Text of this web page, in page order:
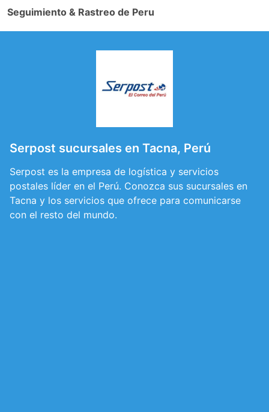
Seguimiento & Rastreo de Peru
Serpost sucursales en Tacna, Perú
Serpost es la empresa de logística y servicios
postales líder en el Perú. Conozca sus sucursales en
Tacna y los servicios que ofrece para comunicarse
con el resto del mundo.